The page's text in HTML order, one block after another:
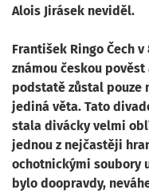
Alois Jirásek neviděl.
František Ringo Čech
známou českou
podstatě zůstal pouze
jediná věta. Tato
stala divácky velmi
jednou z nejčastěji
ochotnickými soubory
bylo doopravdy,